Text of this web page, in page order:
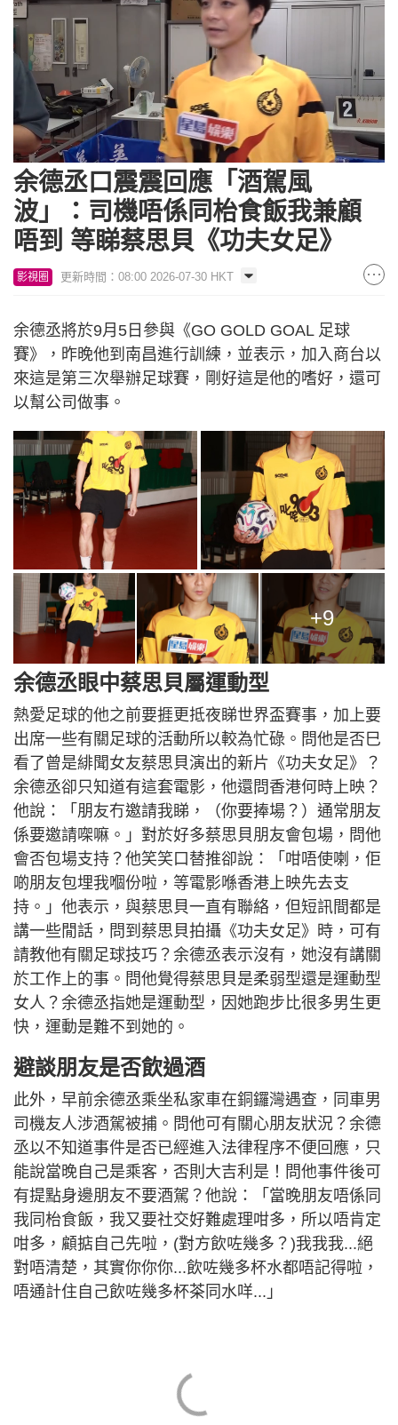
Unmute Loaded
16.79%
余德丞口震震回應「酒駕風
波」：司機唔係同枱食飯我兼顧
唔到 等睇蔡思貝《功夫女足》
影視圈 更新時間：08:00 2026-07-30 HKT
余德丞將於9月5日參與《GO GOLD GOAL 足球
賽》，昨晚他到南昌進行訓練，並表示，加入商台以
來這是第三次舉辦足球賽，剛好這是他的嗜好，還可
以幫公司做事。
+9
余德丞眼中蔡思貝屬運動型
熱愛足球的他之前要捱更抵夜睇世界盃賽事，加上要
出席一些有關足球的活動所以較為忙碌。問他是否巳
看了曾是緋聞女友蔡思貝演出的新片《功夫女足》？
余德丞卻只知道有這套電影，他還問香港何時上映？
他說：「朋友冇邀請我睇，（你要捧場？）通常朋友
係要邀請㗎嘛。」對於好多蔡思貝朋友會包場，問他
會否包場支持？他笑笑口替推卻說：「咁唔使喇，佢
啲朋友包埋我嗰份啦，等電影喺香港上映先去支
持。」他表示，與蔡思貝一直有聯絡，但短訊間都是
講一些閒話，問到蔡思貝拍攝《功夫女足》時，可有
請教他有關足球技巧？余德丞表示沒有，她沒有講關
於工作上的事。問他覺得蔡思貝是柔弱型還是運動型
女人？余德丞指她是運動型，因她跑步比很多男生更
快，運動是難不到她的。
避談朋友是否飲過酒
此外，早前余德丞乘坐私家車在銅鑼灣遇查，同車男
司機友人涉酒駕被捕。問他可有關心朋友狀況？余德
丞以不知道事件是否已經進入法律程序不便回應，只
能說當晚自己是乘客，否則大吉利是！問他事件後可
有提點身邊朋友不要酒駕？他說：「當晚朋友唔係同
我同枱食飯，我又要社交好難處理咁多，所以唔肯定
咁多，顧掂自己先啦，(對方飲咗幾多？)我我我...絕
對唔清楚，其實你你你...飲咗幾多杯水都唔記得啦，
唔通計住自己飲咗幾多杯茶同水咩...」